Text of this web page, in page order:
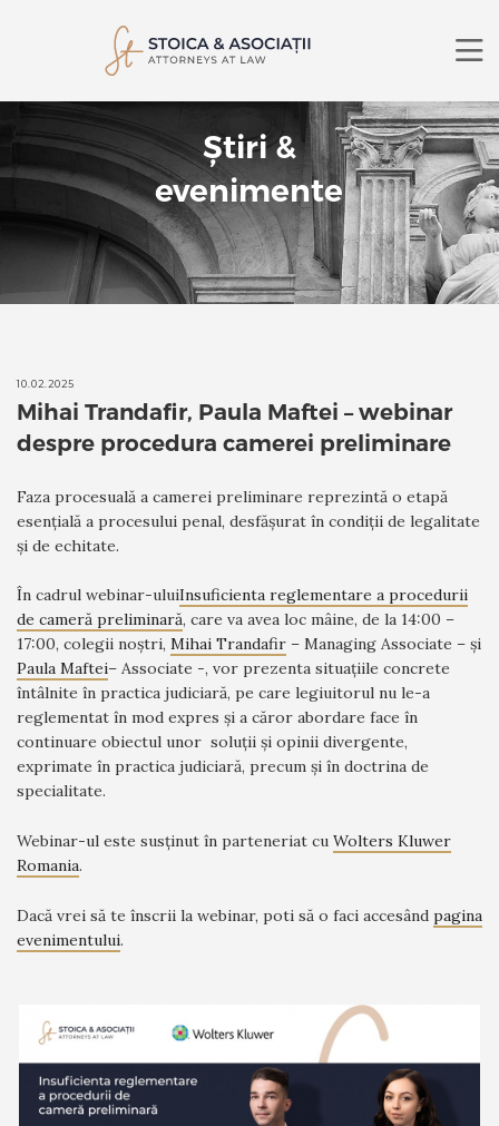
DOMENII DE PRACTICĂ
AVOCAȚI
ȘTIRI
CONTACT
CĂUTARE RO EN
Știri &
evenimente
10.02.2025
Mihai Trandafir, Paula Maftei – webinar
despre procedura camerei preliminare
Faza procesuală a camerei preliminare reprezintă o etapă
esențială a procesului penal, desfășurat în condiții de legalitate
și de echitate.
În cadrul webinar-uluiInsuficienta reglementare a procedurii
de cameră preliminară, care va avea loc mâine, de la 14:00 –
17:00, colegii noștri, Mihai Trandafir – Managing Associate – și
Paula Maftei– Associate -, vor prezenta situațiile concrete
întâlnite în practica judiciară, pe care legiuitorul nu le-a
reglementat în mod expres și a căror abordare face în
continuare obiectul unor soluții și opinii divergente,
exprimate în practica judiciară, precum și în doctrina de
specialitate.
Webinar-ul este susținut în parteneriat cu Wolters Kluwer
Romania.
Dacă vrei să te înscrii la webinar, poti să o faci accesând pagina
evenimentului.